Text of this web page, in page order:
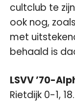
cultclub te
ook nog,
met
behaald is
LSVV ’70-
Rietdijk 0-1,